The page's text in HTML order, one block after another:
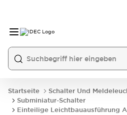
Startseite Schalter Und
Subminiatur-Schalter
Einteilige Leichtbauausführung